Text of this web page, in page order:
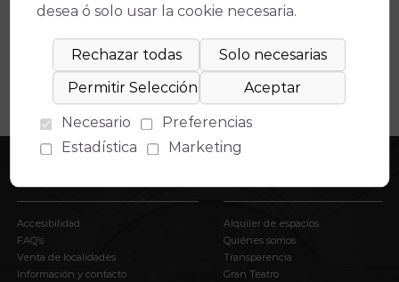
Accesibilidad
FAQ’s
Venta de localidades
Información y contacto
Alquiler de espacios
Quiénes somos
Transparencia
Gran Teatro
desea ó solo usar la cookie necesaria.
Necesario
Preferencias
Estadística
Marketing